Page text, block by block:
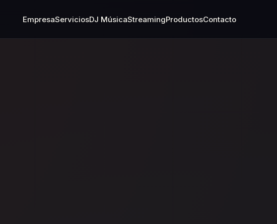
EmpresaServiciosDJ MúsicaStreamingProductosContacto